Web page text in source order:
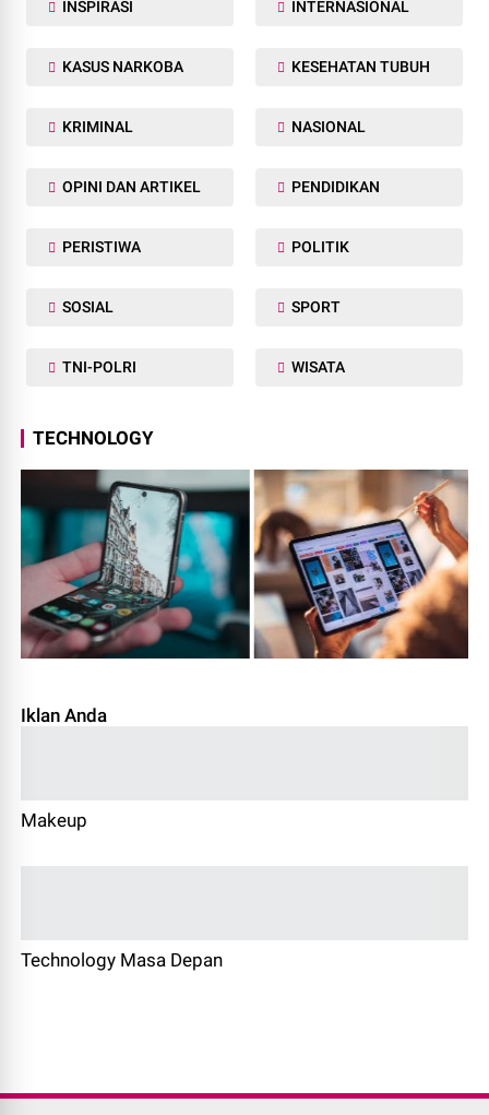
INSPIRASI INTERNASIONAL
KASUS NARKOBA KESEHATAN TUBUH
KRIMINAL NASIONAL
OPINI DAN ARTIKEL PENDIDIKAN
PERISTIWA POLITIK
SOSIAL SPORT
TNI-POLRI WISATA
TECHNOLOGY
Iklan Anda